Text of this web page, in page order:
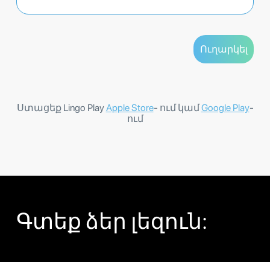
Ստացեք Lingo PlayApple Store- ում կամGoogle Play-
ում
Գտեք ձեր լեզուն: